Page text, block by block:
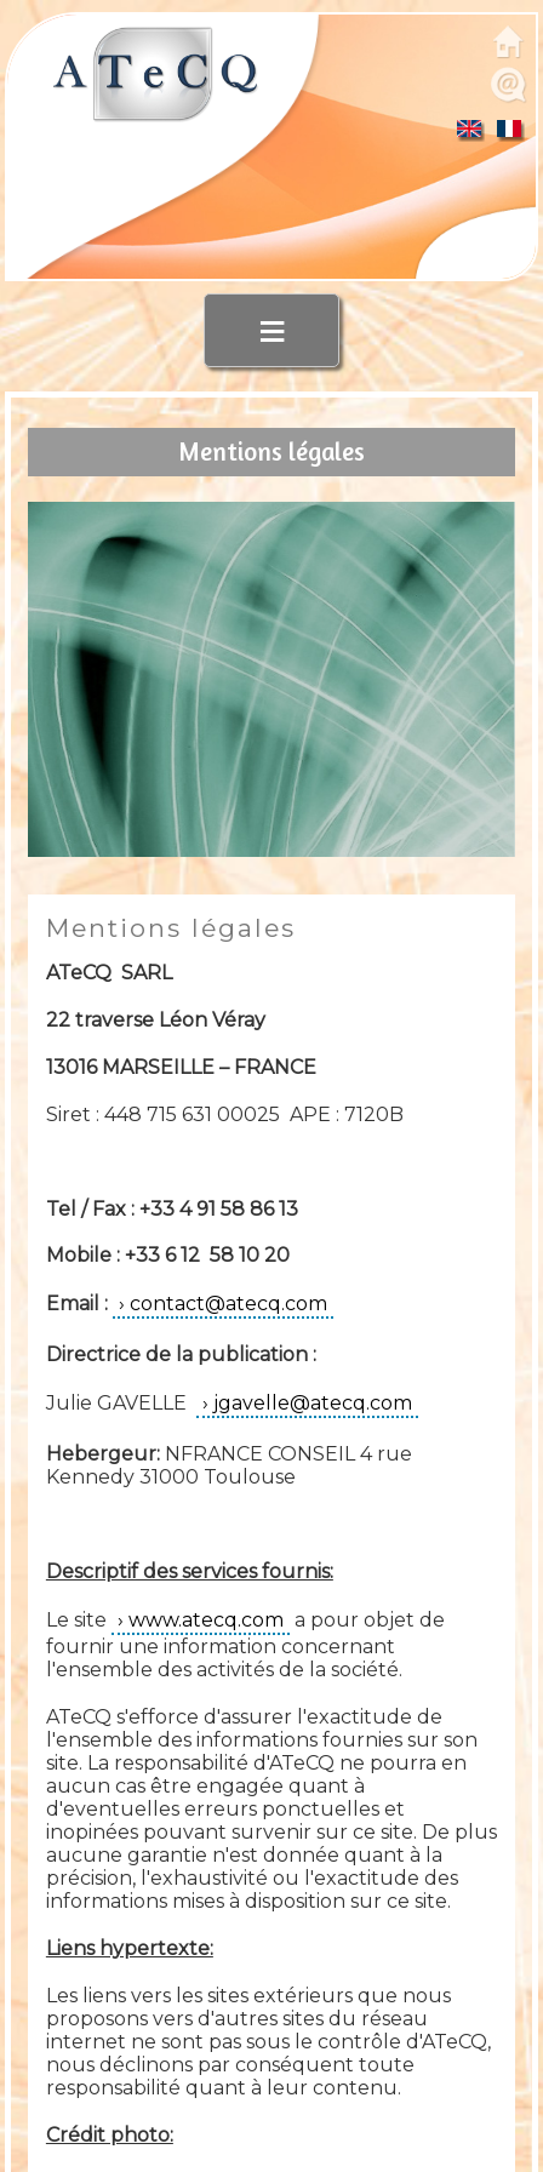
≡
Mentions légales
Mentions légales
ATeCQ SARL
22 traverse Léon Véray
13016 MARSEILLE – FRANCE
Siret : 448 715 631 00025 APE : 7120B
Tel / Fax : +33 4 91 58 86 13
Mobile : +33 6 12 58 10 20
Email : contact@atecq.com
Directrice de la publication :
Julie GAVELLE jgavelle@atecq.com
Hebergeur:NFRANCE CONSEIL 4 rue
Kennedy 31000 Toulouse
Descriptif des services fournis:
Le site www.atecq.com a pour objet de
fournir une information concernant
l'ensemble des activités de la société.
ATeCQ s'efforce d'assurer l'exactitude de
l'ensemble des informations fournies sur son
site. La responsabilité d'ATeCQ ne pourra en
aucun cas être engagée quant à
d'eventuelles erreurs ponctuelles et
inopinées pouvant survenir sur ce site. De plus
aucune garantie n'est donnée quant à la
précision, l'exhaustivité ou l'exactitude des
informations mises à disposition sur ce site.
Liens hypertexte:
Les liens vers les sites extérieurs que nous
proposons vers d'autres sites du réseau
internet ne sont pas sous le contrôle d'ATeCQ,
nous déclinons par conséquent toute
responsabilité quant à leur contenu.
Crédit photo: